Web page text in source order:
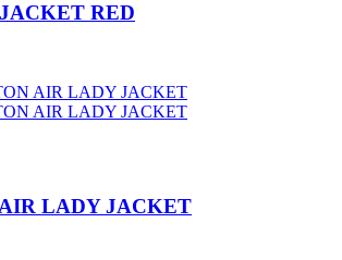
RED
LADY JACKET